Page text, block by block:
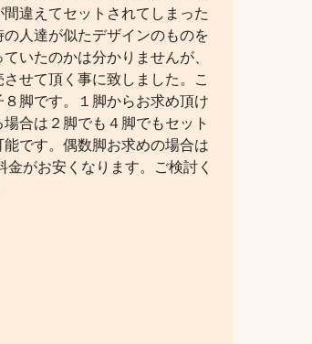
違えてセットされてしまった
人達が似たデザインのものを
ていたのかは分かりませんが、
せて頂く事に致しました。こ
脚です。１脚からお求め頂け
合は２脚でも４脚でもセット
です。偶数脚お求めの場合は
がお安くなります。ご検討く